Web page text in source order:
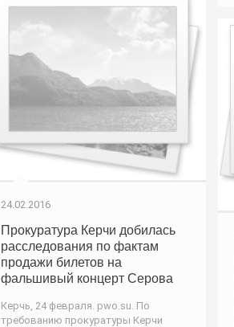
24.02.2016
Прокуратура Керчи добилась
расследования по фактам
продажи билетов на
фальшивый концерт Серова
Керчь, 24 февраля. pwo.su. По
требованию прокуратуры Керчи